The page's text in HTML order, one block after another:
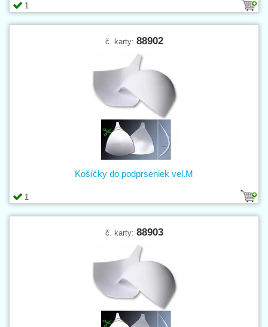
1
č. karty: 88902
1
Košíčky do podprseniek vel.M
č. karty: 88903